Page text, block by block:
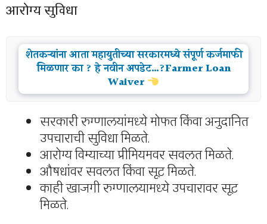
आरोग्य सुविधा
शेतकऱ्यांना आता महायुतीच्या सरकारमध्ये संपूर्ण कर्जमाफी
मिळणार का ? हे नवीन अपडेट…?Farmer Loan
Waiver
सरकारी रुग्णालयांमध्ये मोफत किंवा अनुदानित
उपचाराची सुविधा मिळते.
आरोग्य विम्याच्या प्रीमियमवर सवलत मिळते.
औषधांवर सवलत किंवा सूट मिळते.
काही खाजगी रुग्णालयामध्ये उपचारावर सूट
मिळते.